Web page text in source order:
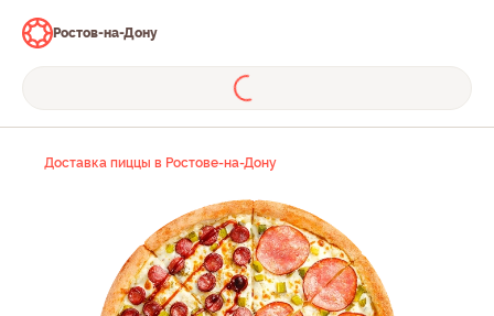
Ростов-на-Дону
Доставка пиццы в Ростове-на-Дону